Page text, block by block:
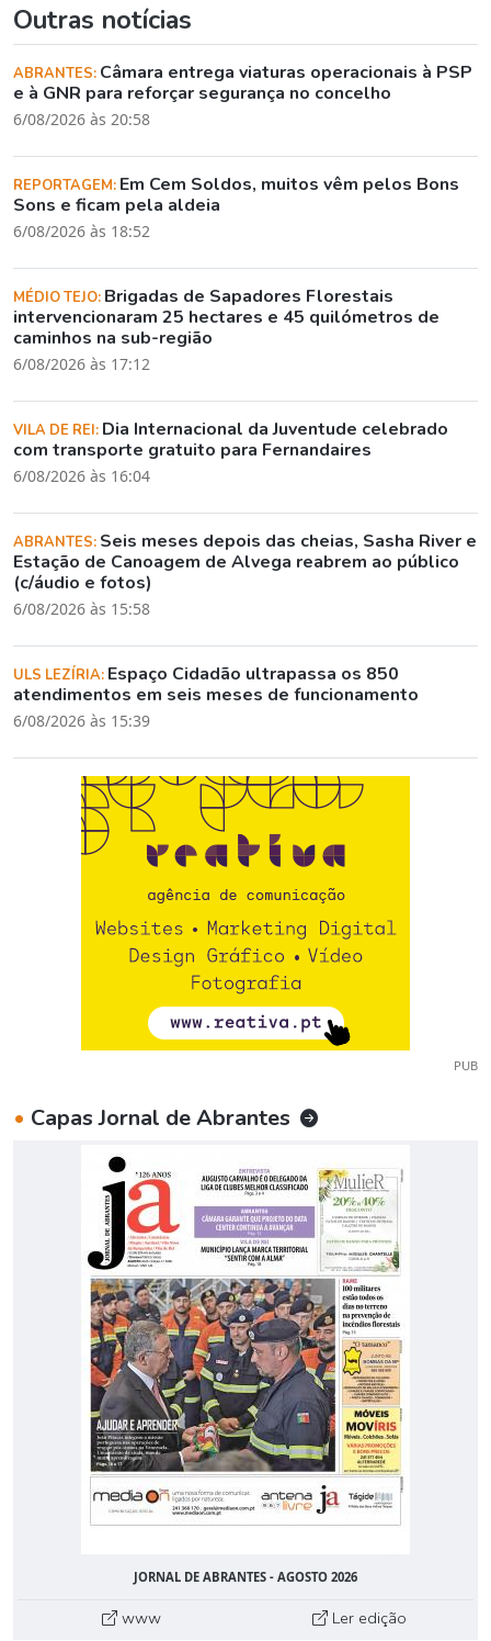
Outras notícias
ABRANTES: Câmara entrega viaturas operacionais à PSP
e à GNR para reforçar segurança no concelho
6/08/2026 às 20:58
REPORTAGEM: Em Cem Soldos, muitos vêm pelos Bons
Sons e ficam pela aldeia
6/08/2026 às 18:52
MÉDIO TEJO: Brigadas de Sapadores Florestais
intervencionaram 25 hectares e 45 quilómetros de
caminhos na sub-região
6/08/2026 às 17:12
VILA DE REI: Dia Internacional da Juventude celebrado
com transporte gratuito para Fernandaires
6/08/2026 às 16:04
ABRANTES: Seis meses depois das cheias, Sasha River e
Estação de Canoagem de Alvega reabrem ao público
(c/áudio e fotos)
6/08/2026 às 15:58
ULS LEZÍRIA: Espaço Cidadão ultrapassa os 850
atendimentos em seis meses de funcionamento
6/08/2026 às 15:39
PUB
• Capas Jornal de Abrantes
JORNAL DE ABRANTES - AGOSTO 2026
www Ler edição